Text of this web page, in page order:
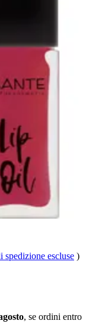
spedizione escluse )
, se ordini entro